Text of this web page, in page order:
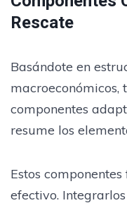
Rescate
Basándote en
componentes
resume los
Estos
efectivo.